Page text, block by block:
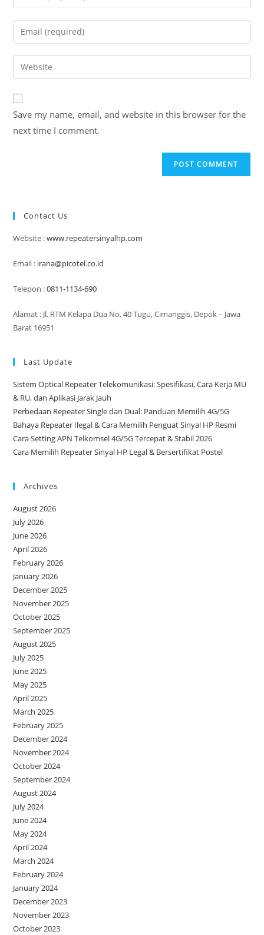
your
name
comment
Enter
your
email
address
comment
Enter
your
website
URL
(optional)
Save my name, email, and website in this browser for the
next time I comment.
Contact Us
Website :www.repeatersinyalhp.com
Email : irana@picotel.co.id
Telepon :0811-1134-690
Alamat : Jl. RTM Kelapa Dua No. 40 Tugu, Cimanggis, Depok – Jawa
Barat 16951
Last Update
Sistem Optical Repeater Telekomunikasi: Spesifikasi, Cara Kerja MU
& RU, dan Aplikasi Jarak Jauh
Perbedaan Repeater Single dan Dual: Panduan Memilih 4G/5G
Bahaya Repeater Ilegal & Cara Memilih Penguat Sinyal HP Resmi
Cara Setting APN Telkomsel 4G/5G Tercepat & Stabil 2026
Cara Memilih Repeater Sinyal HP Legal & Bersertifikat Postel
Archives
August 2026
July 2026
June 2026
April 2026
February 2026
January 2026
December 2025
November 2025
October 2025
September 2025
August 2025
July 2025
June 2025
May 2025
April 2025
March 2025
February 2025
December 2024
November 2024
October 2024
September 2024
August 2024
July 2024
June 2024
May 2024
April 2024
March 2024
February 2024
January 2024
December 2023
November 2023
October 2023